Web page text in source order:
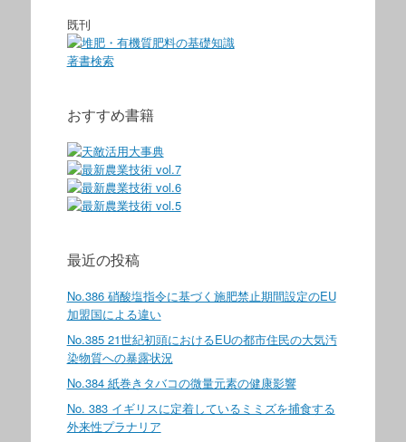
既刊
著書検索
おすすめ書籍
最近の投稿
No.386 硝酸塩指令に基づく施肥禁止期間設定のEU
加盟国による違い
No.385 21世紀初頭におけるEUの都市住民の大気汚
染物質への暴露状況
No.384 紙巻きタバコの微量元素の健康影響
No. 383 イギリスに定着しているミミズを捕食する
外来性プラナリア